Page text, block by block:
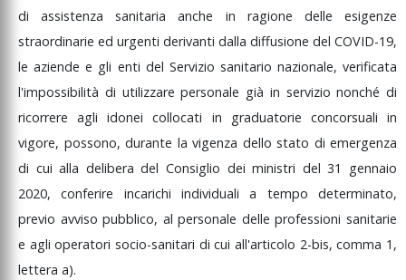
diassistenzasanitariaanche in ragione delleesigenze
straordinarie ed urgenti derivanti dalla diffusione del COVID-19,
leaziendee gli enti del Servizio sanitario nazionale,verificata
l'impossibilità di utilizzarepersonale già in serviziononché di
ricorrereagliidoneicollocati in graduatorie concorsualiin
vigore, possono, durante la vigenza dello stato di emergenza
di cuialla deliberadelConsiglio deiministri del31 gennaio
2020,conferire incarichiindividualia tempodeterminato,
previo avvisopubblico, alpersonale delleprofessionisanitarie
e aglioperatorisocio-sanitari dicuiall'articolo 2-bis,comma 1,
lettera a).